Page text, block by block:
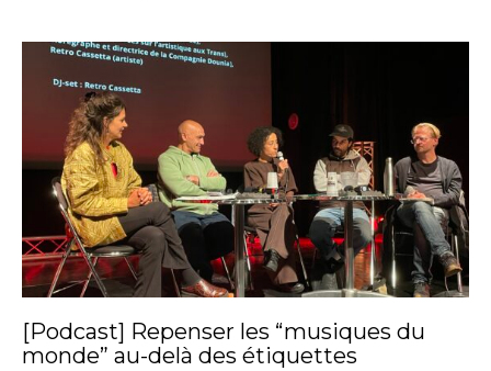
[Podcast] Repenser les “musiques du
monde” au-delà des étiquettes